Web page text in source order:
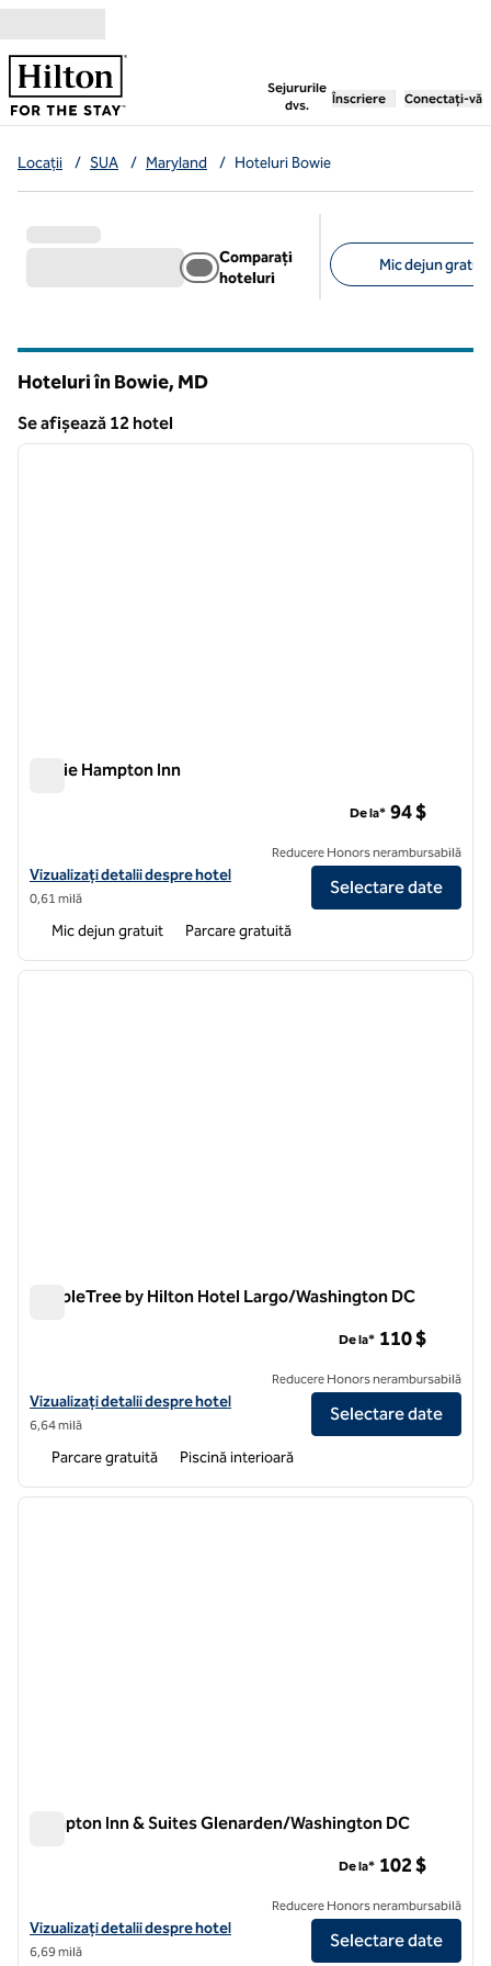
Salt la conținut
Sejururile
dvs.
, deschide o filă nouă
Înscriere Conectați-vă
Locații / SUA / Maryland / Hoteluri Bowie
Comparați
hoteluri
Mic dejun gratuit
Hoteluri în Bowie, MD
Se afișează 12 hotel
Se afișează 12 hotel
1 din 12
Bowie Hampton Inn
Vizualizați detaliile hotelului Hampton Inn Bowie
Vizualizați detalii despre hotel
0,61 milă
De la* 94 $
Reducere Honors nerambursabilă
Selectare date
Mic dejun gratuit Parcare gratuită
1 din 12
DoubleTree by Hilton Hotel Largo/Washington DC
Vizualizați detaliile hotelului DoubleTree by Hilton Hotel Largo/
Vizualizați detalii despre hotel
6,64 milă
De la* 110 $
Reducere Honors nerambursabilă
Selectare date
Parcare gratuită Piscină interioară
1 din 12
Hampton Inn & Suites Glenarden/Washington DC
Vizualizați detaliile hotelului Hampton Inn & Suites Glenarden/
Vizualizați detalii despre hotel
6,69 milă
De la* 102 $
Reducere Honors nerambursabilă
Selectare date